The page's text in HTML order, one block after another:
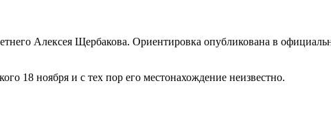
Алексея Щербакова. Ориентировка опубликована в
18 ноября и с тех пор его местонахождение неизвестно.